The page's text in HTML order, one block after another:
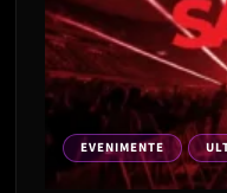
EVENIMENTE